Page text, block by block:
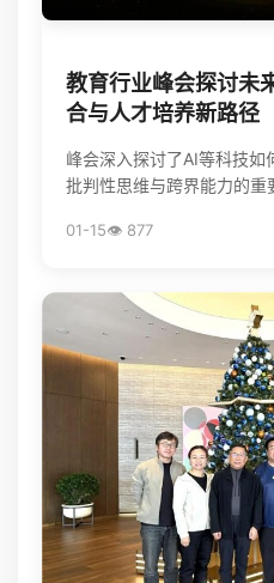
教育行业峰会探讨未
合与人才培养新路径
峰会深入探讨了AI等科技如
批判性思维与跨界能力的重
01-15👁️ 877